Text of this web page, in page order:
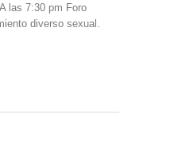
las 7:30 pm Foro
diverso sexual.